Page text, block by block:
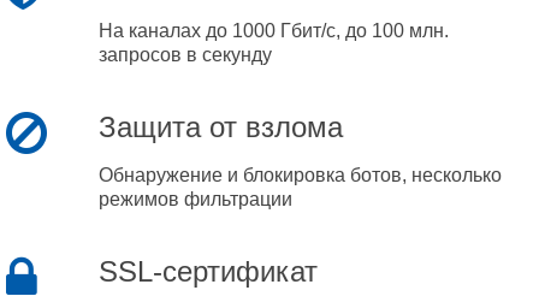
На каналах до 1000 Гбит/с, до 100 млн.
запросов в секунду
Защита от взлома
Обнаружение и блокировка ботов, несколько
режимов фильтрации
SSL-сертификат